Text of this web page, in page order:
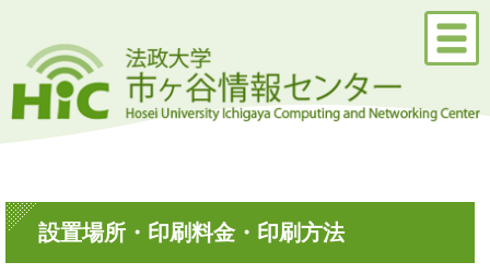
設置場所・印刷料金・印刷方法